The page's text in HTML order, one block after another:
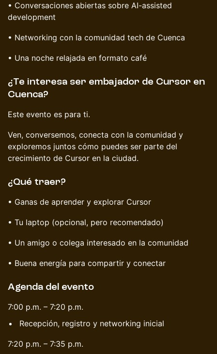
• Conversaciones abiertas sobre AI-assisted
development
• Networking con la comunidad tech de Cuenca
• Una noche relajada en formato café
¿Te interesa ser embajador de Cursor en
Cuenca?
Este evento es para ti.
Ven, conversemos, conecta con la comunidad y
exploremos juntos cómo puedes ser parte del
crecimiento de Cursor en la ciudad.
¿Qué traer?
• Ganas de aprender y explorar Cursor
• Tu laptop (opcional, pero recomendado)
• Un amigo o colega interesado en la comunidad
• Buena energía para compartir y conectar
Agenda del evento
7:00 p.m. – 7:20 p.m.
Recepción, registro y networking inicial
7:20 p.m. – 7:35 p.m.